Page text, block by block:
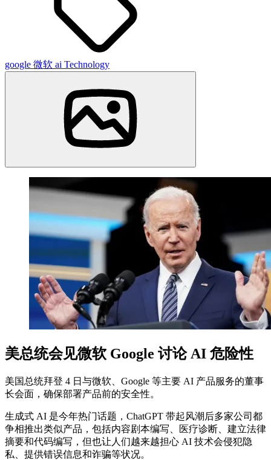
google 微软 ai Technology
美总统会见微软 Google 讨论 AI 危险性
美国总统拜登 4 日与微软、Google 等主要 AI 产品服务的董事
长会面，确保部署产品前的安全性。
生成式 AI 是今年热门话题，ChatGPT 带起风潮后多家公司都
争相推出类似产品，包括内容剧本编写、医疗诊断、建立法律
摘要和代码编写，但也让人们越来越担心 AI 技术会侵犯隐
私、提供错误信息和诈骗等状况。